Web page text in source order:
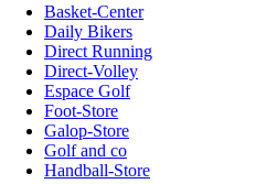
Basket-Center
Daily Bikers
Direct Running
Direct-Volley
Espace Golf
Foot-Store
Galop-Store
Golf and co
Handball-Store